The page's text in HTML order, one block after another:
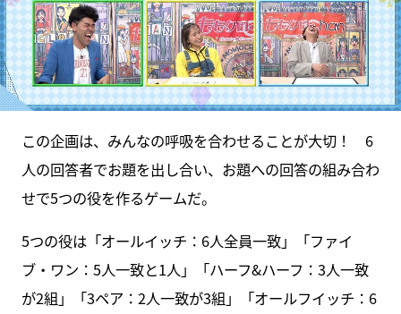
この企画は、みんなの呼吸を合わせることが大切！ 6
人の回答者でお題を出し合い、お題への回答の組み合わ
せで5つの役を作るゲームだ。
5つの役は「オールイッチ：6人全員一致」「ファイ
ブ・ワン：5人一致と1人」「ハーフ&ハーフ：3人一致
が2組」「3ペア：2人一致が3組」「オールフイッチ：6